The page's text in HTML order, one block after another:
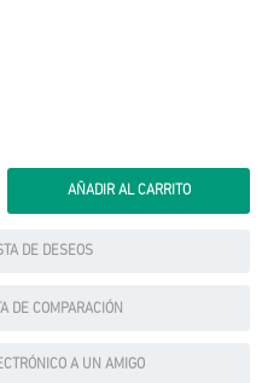
DE DESEOS
DE COMPARACIÓN
A UN AMIGO